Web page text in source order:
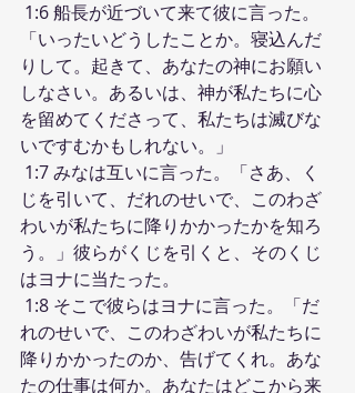
「いったいどうしたことか。寝込んだ
りして。起きて、あなたの神にお願い
しなさい。あるいは、神が私たちに心
を留めてくださって、私たちは滅びな
いですむかもしれない。」
じを引いて、だれのせいで、このわざ
わいが私たちに降りかかったかを知ろ
う。」彼らがくじを引くと、そのくじ
はヨナに当たった。
れのせいで、このわざわいが私たちに
降りかかったのか、告げてくれ。あな
たの仕事は何か。あなたはどこから来